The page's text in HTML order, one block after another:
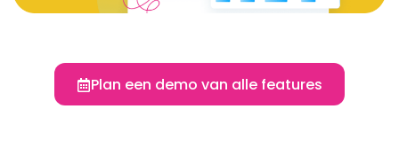
Plan een demo van alle features